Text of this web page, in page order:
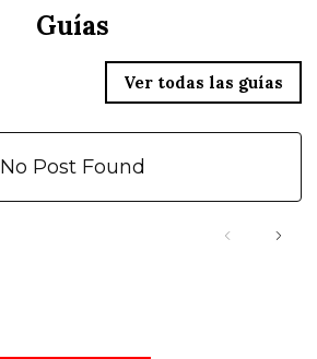
Guías
Ver todas las guías
No Post Found